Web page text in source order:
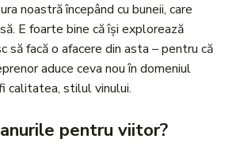
noastră începând cu buneii, care
E foarte bine că își explorează
să facă o afacere din asta – pentru că
aduce ceva nou în domeniul
calitatea, stilul vinului.
pentru viitor?